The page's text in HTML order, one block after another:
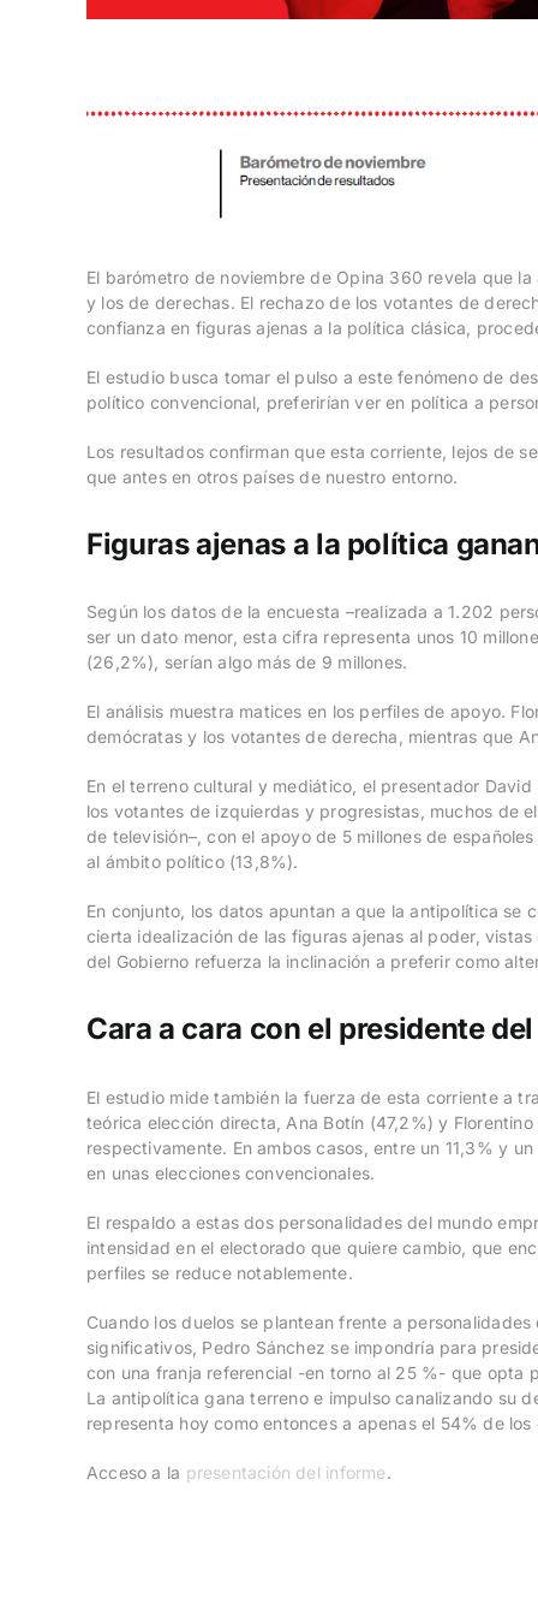
El barómetro de noviembre de Opina 360 revela que
y los de derechas. El rechazo de los votantes de
confianza en figuras ajenas a la política clásica,
El estudio busca tomar el pulso a este fenómeno de
político convencional, preferirían ver en política a
Los resultados confirman que esta corriente, lejos de
que antes en otros países de nuestro entorno.
Figuras ajenas a la política
Según los datos de la encuesta –realizada a 1.202
ser un dato menor, esta cifra representa unos 10
(26,2%), serían algo más de 9 millones.
El análisis muestra matices en los perfiles de apoyo.
demócratas y los votantes de derecha, mientras que
En el terreno cultural y mediático, el presentador
los votantes de izquierdas y progresistas, muchos de
de televisión–, con el apoyo de 5 millones de
al ámbito político (13,8%).
En conjunto, los datos apuntan a que la antipolítica
cierta idealización de las figuras ajenas al poder,
del Gobierno refuerza la inclinación a preferir como
Cara a cara con el presidente
El estudio mide también la fuerza de esta corriente a
teórica elección directa, Ana Botín (47,2%) y
respectivamente. En ambos casos, entre un 11,3% y
en unas elecciones convencionales.
El respaldo a estas dos personalidades del mundo
intensidad en el electorado que quiere cambio, que
perfiles se reduce notablemente.
Cuando los duelos se plantean frente a
significativos, Pedro Sánchez se impondría para
con una franja referencial -en torno al 25 %- que opta
La antipolítica gana terreno e impulso canalizando su
representa hoy como entonces a apenas el 54% de los
Acceso a la presentación del informe.